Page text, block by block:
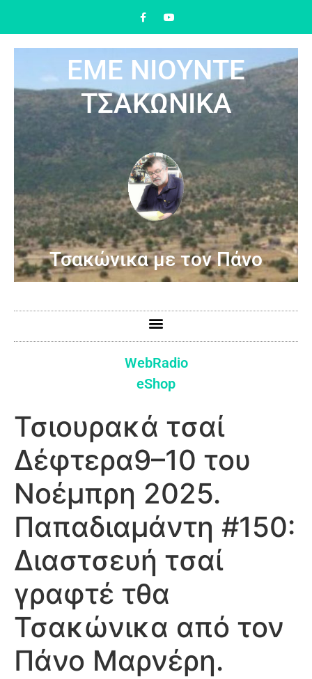
ΕΜΕ ΝΙΟΥΝΤΕ
ΤΣΑΚΩΝΙΚΑ
Τσακώνικα με τον Πάνο
WebRadio
eShop
Τσιουρακά τσαί
Δέφτερα9–10 του
Νοέμπρη 2025.
Παπαδιαμάντη #150:
Διαστσευή τσαί
γραφτέ τθα
Τσακώνικα από τον
Πάνο Μαρνέρη.